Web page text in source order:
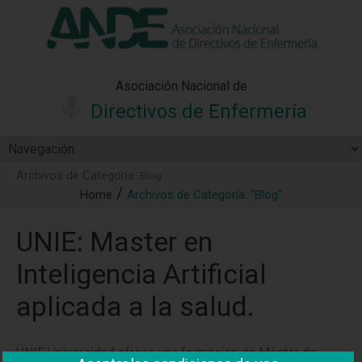
"Ver política"
Asociación Nacional de
Directivos de Enfermería
Archivos de Categoría: Blog
Home Archivos de Categoría: "Blog"
UNIE: Master en
Inteligencia Artificial
aplicada a la salud.
UNIE Universidad ofrece una formación de Máster de